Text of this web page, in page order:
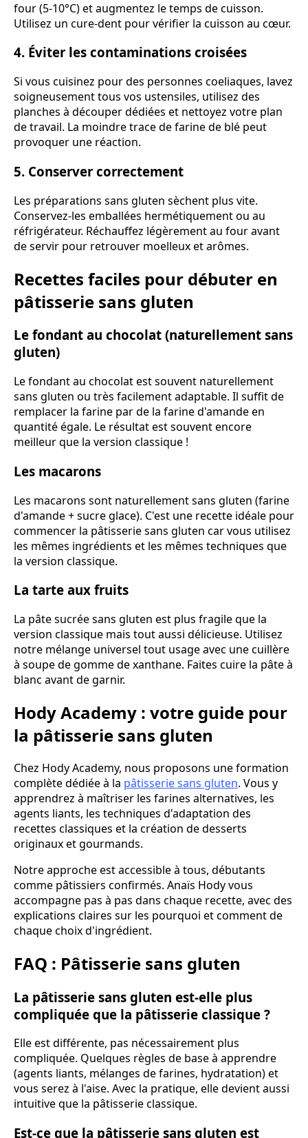
four (5-10°C) et augmentez le temps de cuisson.
Utilisez un cure-dent pour vérifier la cuisson au cœur.
4. Éviter les contaminations croisées
Si vous cuisinez pour des personnes coeliaques, lavez
soigneusement tous vos ustensiles, utilisez des
planches à découper dédiées et nettoyez votre plan
de travail. La moindre trace de farine de blé peut
provoquer une réaction.
5. Conserver correctement
Les préparations sans gluten sèchent plus vite.
Conservez-les emballées hermétiquement ou au
réfrigérateur. Réchauffez légèrement au four avant
de servir pour retrouver moelleux et arômes.
Recettes faciles pour débuter en
pâtisserie sans gluten
Le fondant au chocolat (naturellement sans
gluten)
Le fondant au chocolat est souvent naturellement
sans gluten ou très facilement adaptable. Il suffit de
remplacer la farine par de la farine d'amande en
quantité égale. Le résultat est souvent encore
meilleur que la version classique !
Les macarons
Les macarons sont naturellement sans gluten (farine
d'amande + sucre glace). C'est une recette idéale pour
commencer la pâtisserie sans gluten car vous utilisez
les mêmes ingrédients et les mêmes techniques que
la version classique.
La tarte aux fruits
La pâte sucrée sans gluten est plus fragile que la
version classique mais tout aussi délicieuse. Utilisez
notre mélange universel tout usage avec une cuillère
à soupe de gomme de xanthane. Faites cuire la pâte à
blanc avant de garnir.
Hody Academy : votre guide pour
la pâtisserie sans gluten
Chez Hody Academy, nous proposons une formation
complète dédiée à la pâtisserie sans gluten. Vous y
apprendrez à maîtriser les farines alternatives, les
agents liants, les techniques d'adaptation des
recettes classiques et la création de desserts
originaux et gourmands.
Notre approche est accessible à tous, débutants
comme pâtissiers confirmés. Anaïs Hody vous
accompagne pas à pas dans chaque recette, avec des
explications claires sur les pourquoi et comment de
chaque choix d'ingrédient.
FAQ : Pâtisserie sans gluten
La pâtisserie sans gluten est-elle plus
compliquée que la pâtisserie classique ?
Elle est différente, pas nécessairement plus
compliquée. Quelques règles de base à apprendre
(agents liants, mélanges de farines, hydratation) et
vous serez à l'aise. Avec la pratique, elle devient aussi
intuitive que la pâtisserie classique.
Est-ce que la pâtisserie sans gluten est